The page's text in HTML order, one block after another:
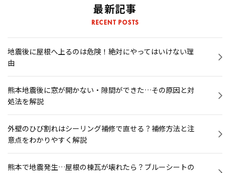
最新記事
RECENT POSTS
地震後に屋根へ上るのは危険！絶対にやってはいけない理
由
熊本地震後に窓が開かない・隙間ができた…その原因と対
処法を解説
外壁のひび割れはシーリング補修で直せる？補修方法と注
意点をわかりやすく解説
熊本で地震発生…屋根の棟瓦が壊れたら？ブルーシートの